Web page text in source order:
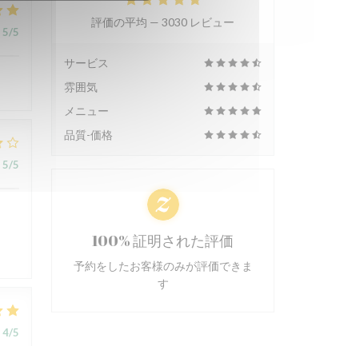
5/5
5/5
4/5
評価の平均 — 3030 レビュー
サービス
雰囲気
メニュー
品質-価格
100% 証明された評価
予約をしたお客様のみが評価できま
す